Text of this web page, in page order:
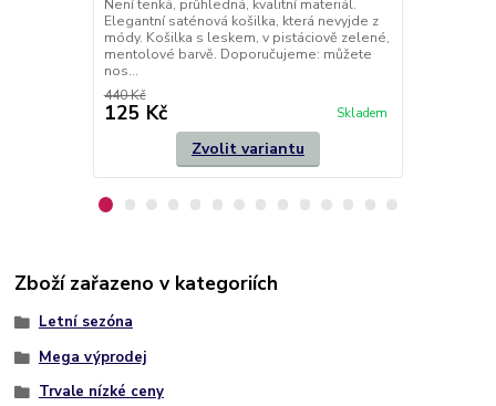
Není tenká, průhledná, kvalitní materiál.
Elegantní saténová košilka, která nevyjde z
módy. Košilka s leskem, v pistáciově zelené,
mentolové barvě. Doporučujeme: můžete
nos...
440 Kč
125 Kč Skladem
Zvolit variantu
Zboží zařazeno v kategoriích
Letní sezóna
Mega výprodej
Trvale nízké ceny